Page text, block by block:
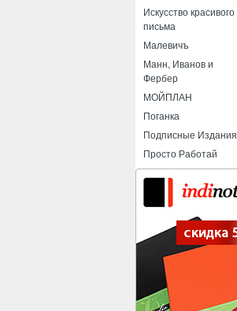
Искусство красивого
письма
Малевичъ
Манн, Иванов и
Фербер
МОЙПЛАН
Поганка
Подписные Издания
Просто Работай